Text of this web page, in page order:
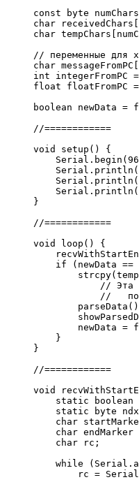
const byte numChars
char receivedChars
char tempChars
// переменные для
char messageFromPC
int integerFromPC =
float floatFromPC =
boolean newData =
//============
void
setup ( )
{
    Serial.
begin (
    Serial.
println (
    Serial.
println (
    Serial.
println (
}
//============
void
loop ( )
{
if
( newData ==
strcpy(
// Эта
//
        parseData
( )
        newData
=
}
}
//============
void
static boolean
static byte ndx
char
char endMarker
char rc ;
while
( Serial.
        rc
=